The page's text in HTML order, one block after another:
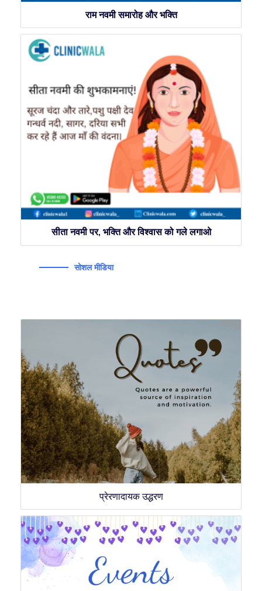
राम नवमी समारोह और भक्ति
सीता नवमी पर, भक्ति और विश्वास को गले लगाओ
सोशल मीडिया
प्रेरणादायक उद्धरण